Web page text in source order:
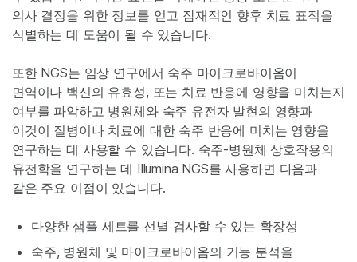
의사 결정을 위한 정보를 얻고 잠재적인 향후 치료 표적을
식별하는 데 도움이 될 수 있습니다.
또한 NGS는 임상 연구에서 숙주 마이크로바이옴이
면역이나 백신의 유효성, 또는 치료 반응에 영향을 미치는지
여부를 파악하고 병원체와 숙주 유전자 발현의 영향과
이것이 질병이나 치료에 대한 숙주 반응에 미치는 영향을
연구하는 데 사용할 수 있습니다. 숙주-병원체 상호작용의
유전학을 연구하는 데 Illumina NGS를 사용하면 다음과
같은 주요 이점이 있습니다.
다양한 샘플 세트를 선별 검사할 수 있는 확장성
숙주, 병원체 및 마이크로바이옴의 기능 분석을